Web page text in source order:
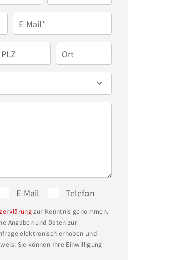
E-Mail*
PLZ Ort
E-Mail Telefon
zur Kenntnis genommen.
Angaben und Daten zur
elektronisch erhoben und
Sie können Ihre Einwilligung